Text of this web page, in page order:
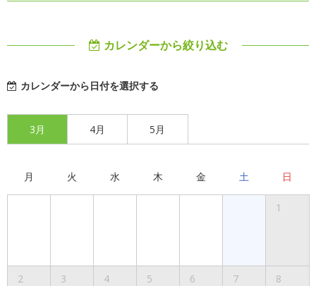
カレンダーから絞り込む
カレンダーから日付を選択する
3月 4月 5月
月 火 水 木 金 土 日
1
2 3 4 5 6 7 8